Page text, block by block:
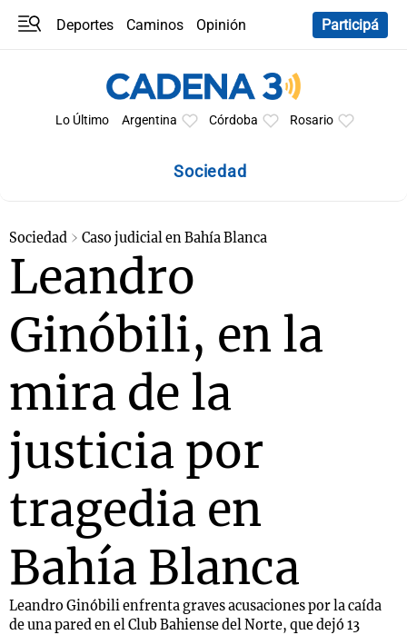
Deportes Caminos
Opinión
Participá
Lo Último Argentina Córdoba Rosario
Sociedad
Sociedad Caso judicial en Bahía Blanca
Leandro
Ginóbili, en la
mira de la
justicia por
tragedia en
Bahía Blanca
Leandro Ginóbili enfrenta graves acusaciones por la caída
de una pared en el Club Bahiense del Norte, que dejó 13